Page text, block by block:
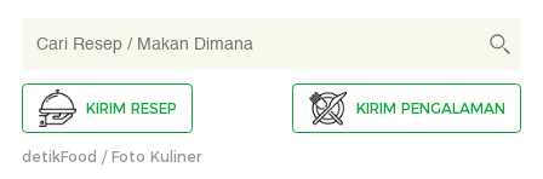
KIRIM RESEP KIRIM PENGALAMAN
detikFood Foto Kuliner